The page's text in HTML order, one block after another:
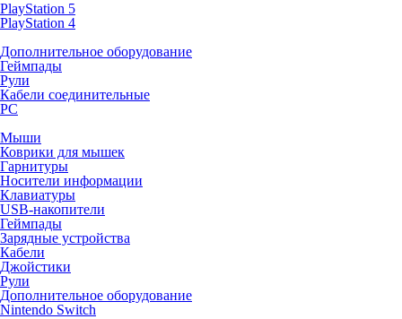
PlayStation 5
PlayStation 4
Дополнительное оборудование
Геймпады
Рули
Кабели соединительные
PC
Мыши
Коврики для мышек
Гарнитуры
Носители информации
Клавиатуры
USB-накопители
Геймпады
Зарядные устройства
Кабели
Джойстики
Рули
Дополнительное оборудование
Nintendo Switch